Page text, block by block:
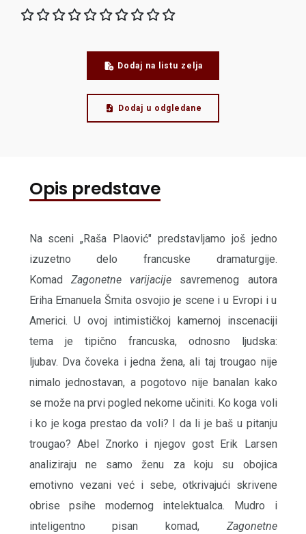
Dodaj na listu zelja
Dodaj u odgledane
Opis predstave
Na sceni „Raša Plaović" predstavljamo još jedno
izuzetno delo francuske dramaturgije.
Komad Zagonetne varijacije savremenog autora
Eriha Emanuela Šmita osvojio je scene i u Evropi i u
Americi. U ovoj intimističkoj kamernoj inscenaciji
tema je tipično francuska, odnosno ljudska:
ljubav. Dva čoveka i jedna žena, ali taj trougao nije
nimalo jednostavan, a pogotovo nije banalan kako
se može na prvi pogled nekome učiniti. Ko koga voli
i ko je koga prestao da voli? I da li je baš u pitanju
trougao? Abel Znorko i njegov gost Erik Larsen
analiziraju ne samo ženu za koju su obojica
emotivno vezani već i sebe, otkrivajući skrivene
obrise psihe modernog intelektualca. Mudro i
inteligentno pisan komad, Zagonetne